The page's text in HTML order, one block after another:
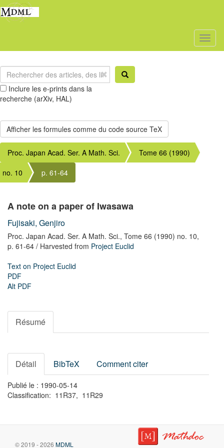
Inclure les e-prints dans la
recherche (arXiv, HAL)
Proc. Japan Acad. Ser. A Math. Sci.
Tome 66 (1990)
no. 10
p. 61-64
A note on a paper of Iwasawa
Fujisaki, Genjiro
Proc. Japan Acad. Ser. A Math. Sci., Tome 66 (1990) no. 10,
p. 61-64 / Harvested from Project Euclid
Text on Project Euclid
PDF
Alt PDF
Résumé
Détail BibTeX Comment citer
Publié le : 1990-05-14
Classification: 11R37, 11R29
© 2019 - 2026 MDML